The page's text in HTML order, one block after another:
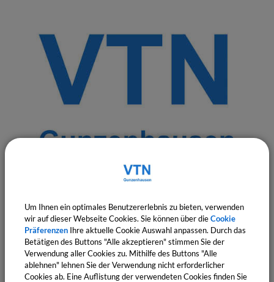
Hausanschrift:
VTN Gunzenhausen
Am Heidweiher 3
91710 Gunzenhausen
Um Ihnen ein optimales Benutzererlebnis zu bieten, verwenden
wir auf dieser Webseite Cookies. Sie können über dieCookie
Präferenzen Ihre aktuelle Cookie Auswahl anpassen. Durch das
Betätigen des Buttons "Alle akzeptieren" stimmen Sie der
Verwendung aller Cookies zu. Mithilfe des Buttons "Alle
ablehnen" lehnen Sie der Verwendung nicht erforderlicher
Cookies ab. Eine Auflistung der verwendeten Cookies finden Sie